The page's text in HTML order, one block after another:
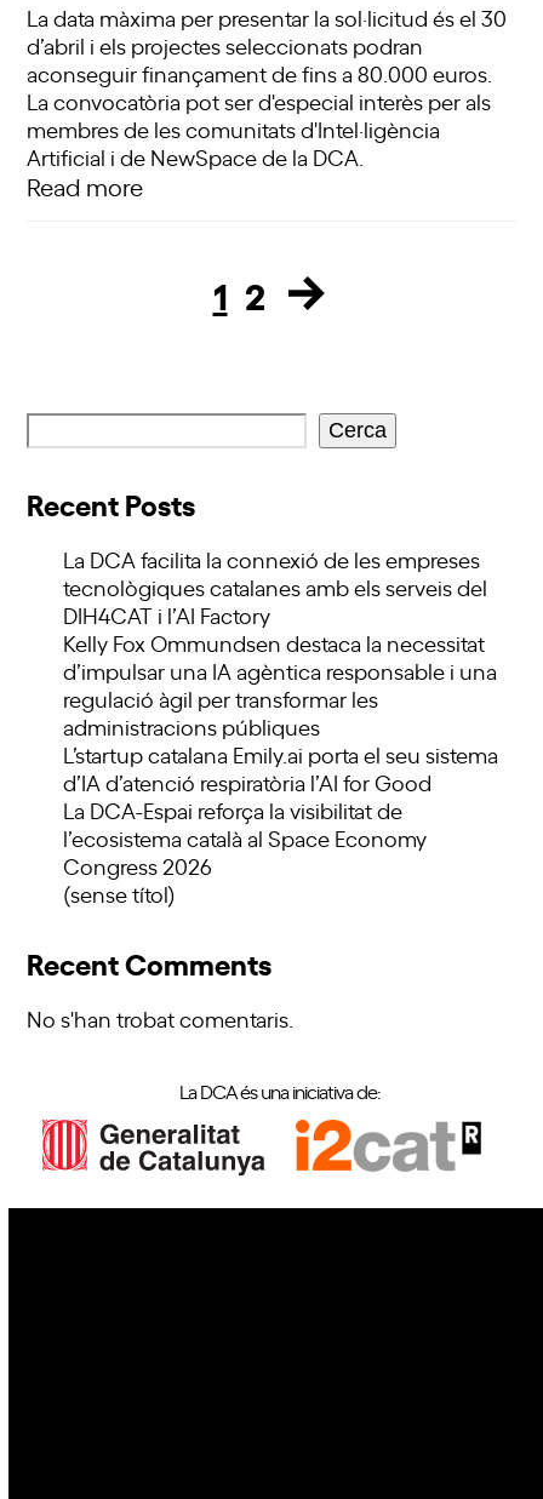
La data màxima per presentar la sol·licitud és el 30
d’abril i els projectes seleccionats podran
aconseguir finançament de fins a 80.000 euros.
La convocatòria pot ser d'especial interès per als
membres de les comunitats d'Intel·ligència
Artificial i de NewSpace de la DCA.
Read more
Page
1 Page
2
Cerca
Recent Posts
La DCA facilita la connexió de les empreses
tecnològiques catalanes amb els serveis del
DIH4CAT i l’AI Factory
Kelly Fox Ommundsen destaca la necessitat
d’impulsar una IA agèntica responsable i una
regulació àgil per transformar les
administracions públiques
L’startup catalana Emily.ai porta el seu sistema
d’IA d’atenció respiratòria l’AI for Good
La DCA-Espai reforça la visibilitat de
l’ecosistema català al Space Economy
Congress 2026
(sense títol)
Recent Comments
No s'han trobat comentaris.
La DCA és una iniciativa de: